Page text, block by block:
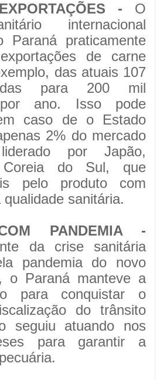
- O
internacional
Paraná praticamente
de carne
das atuais 107
para 200 mil
ano. Isso pode
caso de o Estado
2% do mercado
por Japão,
do Sul, que
pelo produto com
sanitária.
PANDEMIA -
da crise sanitária
pandemia do novo
o Paraná manteve a
para conquistar o
do trânsito
seguiu atuando nos
para garantir a